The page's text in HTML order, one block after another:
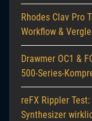
Rhodes Clav Pro
Workflow &
Drawmer OC1 &
500-Series-
reFX Rippler
Synthesizer